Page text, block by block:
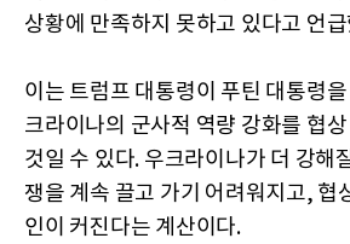
상황에 만족하지 못하고 있다고 언
이는 트럼프 대통령이 푸틴 대통령
크라이나의 군사적 역량 강화를 협
것일 수 있다. 우크라이나가 더 강해
쟁을 계속 끌고 가기 어려워지고, 협
인이 커진다는 계산이다.